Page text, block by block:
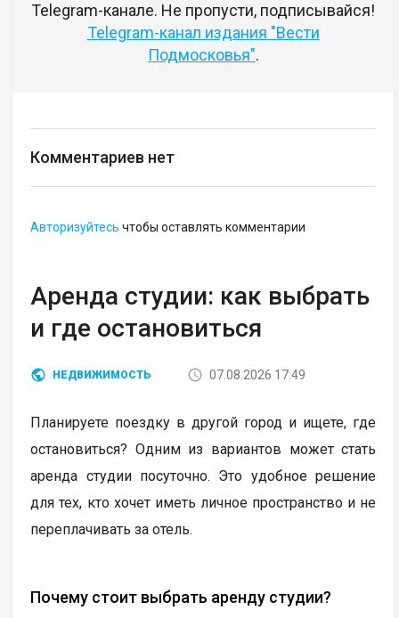
Telegram-канале. Не пропусти, подписывайся!
Telegram-канал издания "Вести
Подмосковья".
Комментариев нет
Авторизуйтесь чтобы оставлять комментарии
Аренда студии: как выбрать
и где остановиться
НЕДВИЖИМОСТЬ 07.08.2026 17:49
Планируете поездку в другой город и ищете, где
остановиться? Одним из вариантов может стать
аренда студии посуточно. Это удобное решение
для тех, кто хочет иметь личное пространство и не
переплачивать за отель.
Почему стоит выбрать аренду студии?